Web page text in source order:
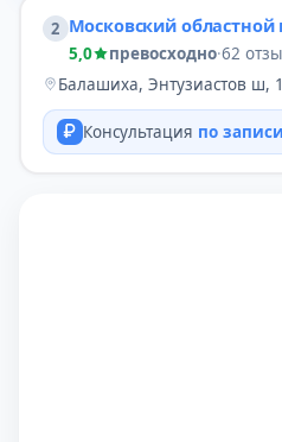
2 Московский
5,0 превосходно·62
Балашиха, Энтузиастов ш,
Консультация по записи